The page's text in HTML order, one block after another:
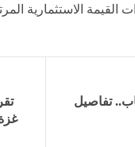
الاستثمارية
وظيفة للشباب.. تفاصيل